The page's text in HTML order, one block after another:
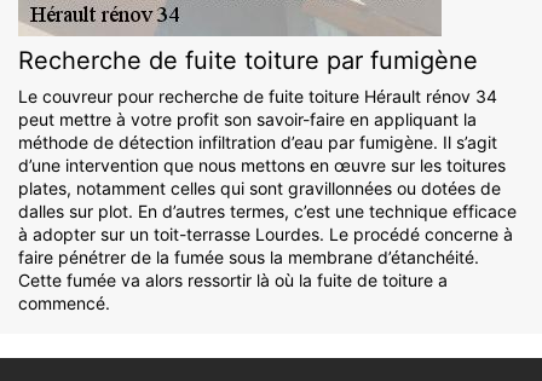
Recherche de fuite toiture par fumigène
Le couvreur pour recherche de fuite toiture Hérault rénov 34
peut mettre à votre profit son savoir-faire en appliquant la
méthode de détection infiltration d’eau par fumigène. Il s’agit
d’une intervention que nous mettons en œuvre sur les toitures
plates, notamment celles qui sont gravillonnées ou dotées de
dalles sur plot. En d’autres termes, c’est une technique efficace
à adopter sur un toit-terrasse Lourdes. Le procédé concerne à
faire pénétrer de la fumée sous la membrane d’étanchéité.
Cette fumée va alors ressortir là où la fuite de toiture a
commencé.